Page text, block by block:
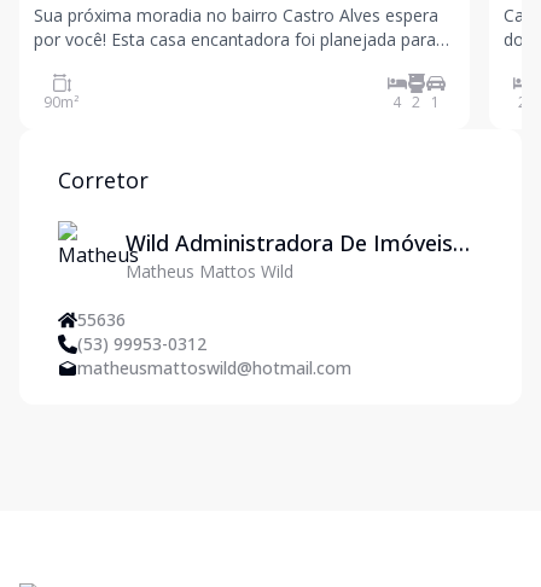
Sua próxima moradia no bairro Castro Alves espera
por você! Esta casa encantadora foi planejada para
90m² 4 2 1 2
Corretor
Wild Administradora De Imóveis
Ltda
Matheus Mattos Wild
55636
(53) 99953-0312
matheusmattoswild@hotmail.com